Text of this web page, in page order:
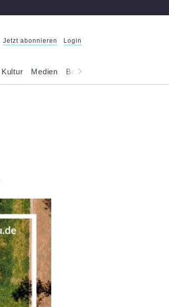
Jetzt abonnieren Login
Kultur Medien Bayern